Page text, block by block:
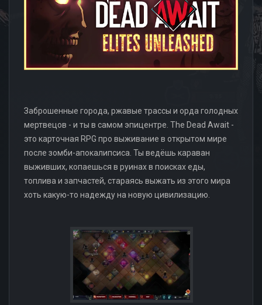
Заброшенные города, ржавые трассы и орда голодных
мертвецов - и ты в самом эпицентре. The Dead Await -
это карточная RPG про выживание в открытом мире
после зомби-апокалипсиса. Ты ведёшь караван
выживших, копаешься в руинах в поисках еды,
топлива и запчастей, стараясь выжать из этого мира
хоть какую-то надежду на новую цивилизацию.